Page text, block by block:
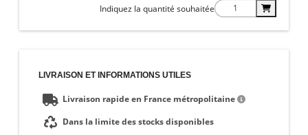
Indiquez la quantité souhaitée
LIVRAISON ET INFORMATIONS UTILES
Livraison rapide en France métropolitaine
Dans la limite des stocks disponibles